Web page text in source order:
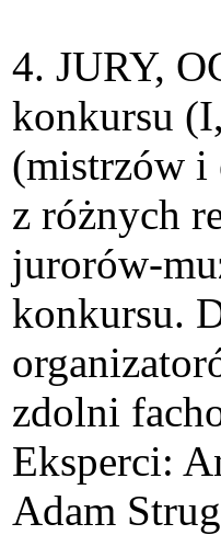
4. JURY,
konkursu
(mistrzów i
z różnych
jurorów-
konkursu.
zdolni
Eksperci:
Adam